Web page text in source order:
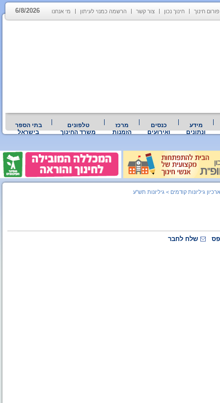
פורום חינוך חינוך נכון צור קשר הרשמה כמנוי לעיתון מי אנחנו 6/8/2026
מידע
ונתונים
כנסים
ואירועים
מרכז
הזמנות
טלפונים
משרד החינוך
בתי הספר
בישראל
ארכיון גיליונות קודמים > גיליונות תש"ע
שלח לחבר